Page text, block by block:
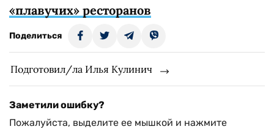
«плавучих» ресторанов
Поделиться
Подготовил/ла Илья Кулинич
Заметили ошибку?
Пожалуйста, выделите ее мышкой и нажмите